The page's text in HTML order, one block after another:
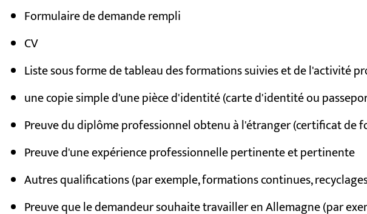
Formulaire de demande rempli
CV
Liste sous forme de tableau des formations suivies et de l'activité
une copie simple d'une pièce d'identité (carte d'identité ou
Preuve du diplôme professionnel obtenu à l'étranger (certificat de
Preuve d'une expérience professionnelle pertinente et pertinente
Autres qualifications (par exemple, formations continues,
Preuve que le demandeur souhaite travailler en Allemagne (par